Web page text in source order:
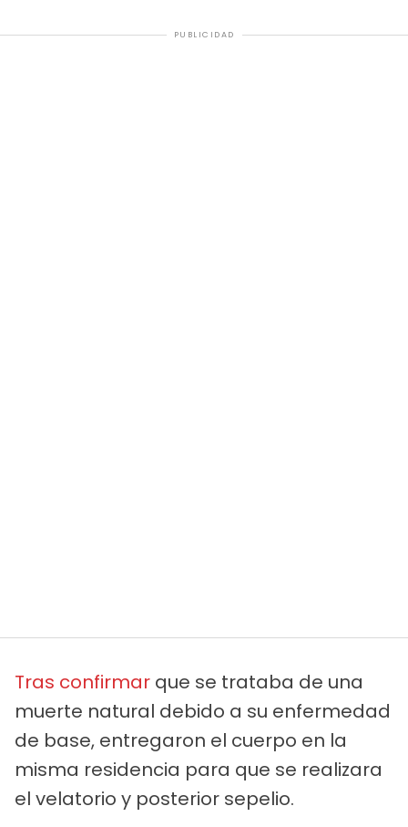
PUBLICIDAD
Tras confirmar que se trataba de una
muerte natural debido a su enfermedad
de base, entregaron el cuerpo en la
misma residencia para que se realizara
el velatorio y posterior sepelio.